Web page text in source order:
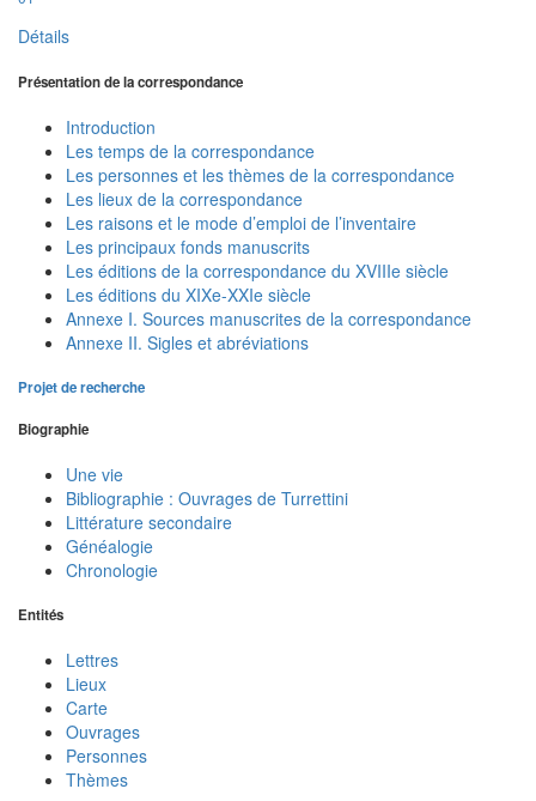
Détails
Présentation de la correspondance
Introduction
Les temps de la correspondance
Les personnes et les thèmes de la correspondance
Les lieux de la correspondance
Les raisons et le mode d’emploi de l’inventaire
Les principaux fonds manuscrits
Les éditions de la correspondance du XVIIIe siècle
Les éditions du XIXe-XXIe siècle
Annexe I. Sources manuscrites de la correspondance
Annexe II. Sigles et abréviations
Projet de recherche
Biographie
Une vie
Bibliographie : Ouvrages de Turrettini
Littérature secondaire
Généalogie
Chronologie
Entités
Lettres
Lieux
Carte
Ouvrages
Personnes
Thèmes